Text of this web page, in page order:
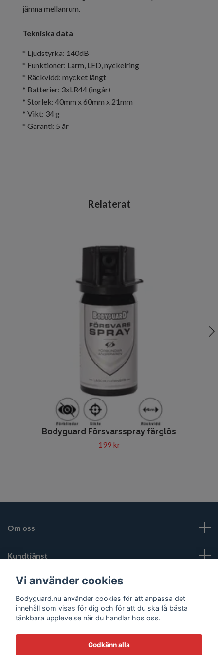
jämna mellanrum.
Tekniska data
* Ljudstyrka: 140dB
* Funktioner: Larm, LED, nyckelring
* Räckvidd: mycket långt
* Batterier: 3xLR44 (ingår)
* Storlek: 40mm x 60mm x 21mm
* Vikt: 34 g
* Garanti: 5 år
Bodyguard Försvarsspray färglös
199 kr
Om oss
Kundtjänst
Mer
Sociala medier
Vi använder cookies
Bodyguard.nu använder cookies för att anpassa det
innehåll som visas för dig och för att du ska få bästa
tänkbara upplevelse när du handlar hos oss.
Godkänn alla